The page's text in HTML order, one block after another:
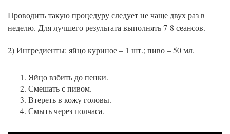
Проводить такую процедуру следует не чаще двух раз в
неделю. Для лучшего результата выполнять 7-8 сеансов.
2) Ингредиенты: яйцо куриное – 1 шт.; пиво – 50 мл.
Яйцо взбить до пенки.
Смешать с пивом.
Втереть в кожу головы.
Смыть через полчаса.